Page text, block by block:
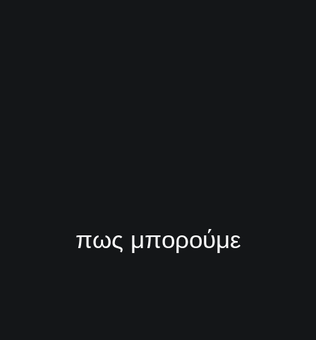
πως μπορούμε